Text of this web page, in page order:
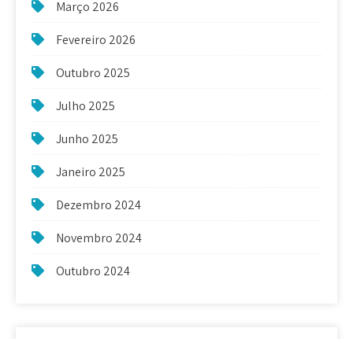
Março 2026
Fevereiro 2026
Outubro 2025
Julho 2025
Junho 2025
Janeiro 2025
Dezembro 2024
Novembro 2024
Outubro 2024